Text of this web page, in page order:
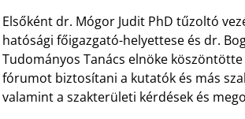
Elsőként dr. Mógor Judit PhD tűzoltó
hatósági főigazgató-helyettese és dr.
Tudományos Tanács elnöke
fórumot biztosítani a kutatók és más
valamint a szakterületi kérdések és